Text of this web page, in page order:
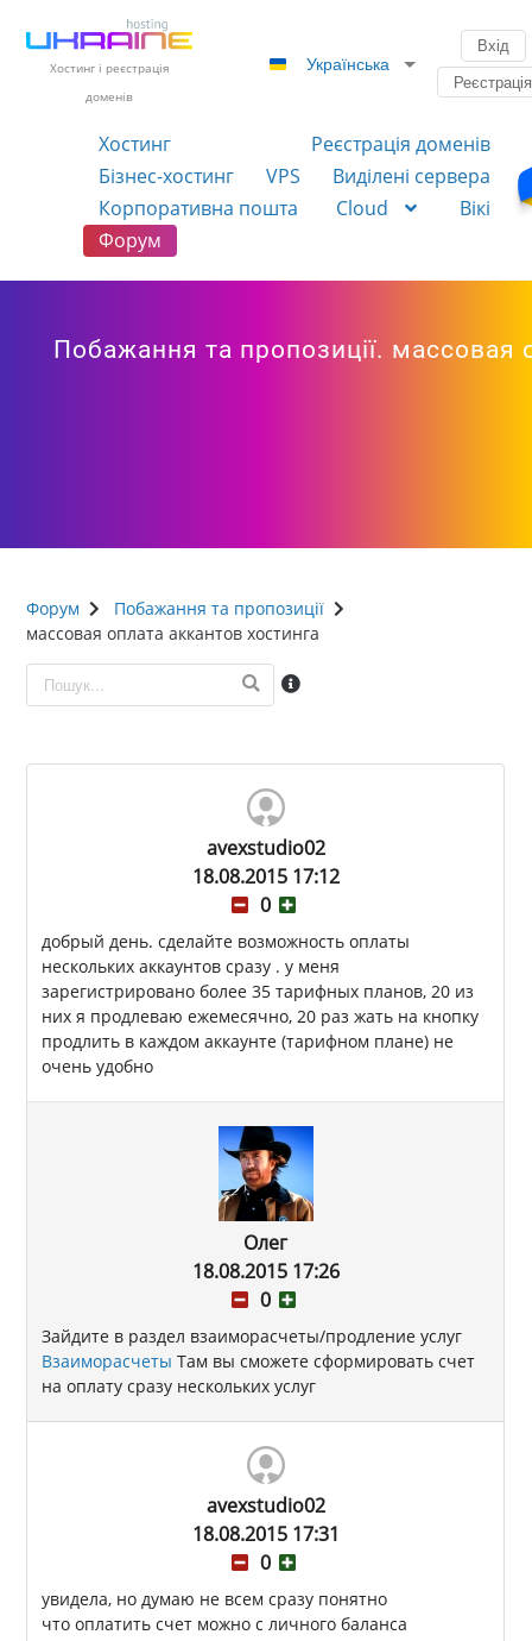
Хостинг і реєстрація
доменів
Українська
Вхід
Реєстрація
Хостинг
Реєстрація доменів
Бізнес-хостинг
VPS
Виділені сервера
Корпоративна пошта
Cloud
Вікі
Форум
Побажання та пропозиції. массовая
Форум
Побажання та пропозиції
массовая оплата аккантов хостинга
avexstudio02
18.08.2015 17:12
0
добрый день. сделайте возможность оплаты
нескольких аккаунтов сразу . у меня
зарегистрировано более 35 тарифных планов, 20 из
них я продлеваю ежемесячно, 20 раз жать на кнопку
продлить в каждом аккаунте (тарифном плане) не
очень удобно
Олег
18.08.2015 17:26
0
Зайдите в раздел взаиморасчеты/продление услуг
Взаиморасчеты Там вы сможете сформировать счет
на оплату сразу нескольких услуг
avexstudio02
18.08.2015 17:31
0
увидела, но думаю не всем сразу понятно
что оплатить счет можно с личного баланса